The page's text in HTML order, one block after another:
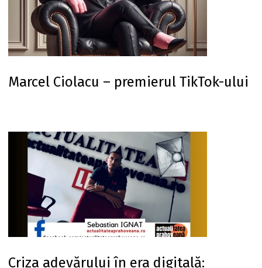
Marcel Ciolacu – premierul TikTok-ului
Criza adevărului în era digitală: